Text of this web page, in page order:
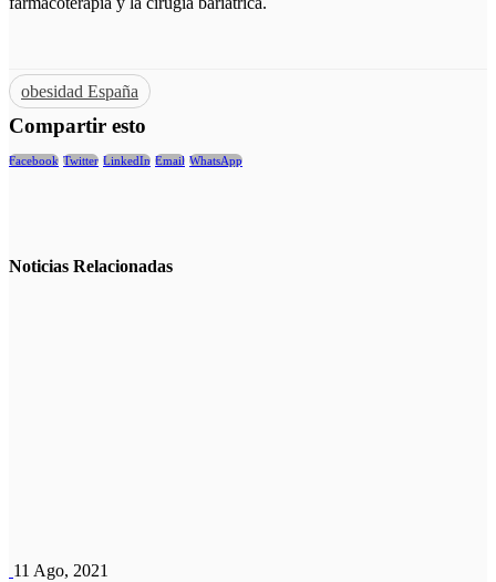
obesidad España
Compartir esto
Facebook Twitter LinkedIn Email WhatsApp
Noticias Relacionadas
11 Ago, 2021